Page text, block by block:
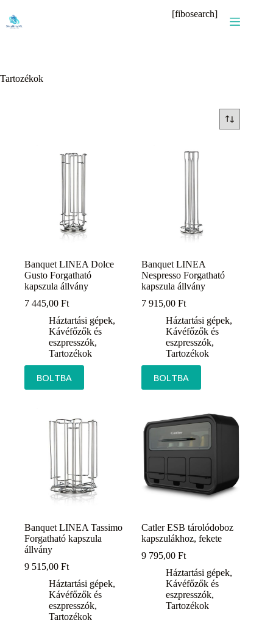
content
[fibosearch]
Tartozékok
Banquet LINEA Dolce
Gusto Forgatható
kapszula állvány
7 445,00 Ft
Háztartási gépek,
Kávéfőzők és
eszpresszók,
Tartozékok
BOLTBA
Banquet LINEA
Nespresso Forgatható
kapszula állvány
7 915,00Ft
Háztartási gépek,
Kávéfőzők és
eszpresszók,
Tartozékok
BOLTBA
Banquet LINEA Tassimo
Forgatható kapszula
állvány
9 515,00 Ft
Háztartási gépek,
Kávéfőzők és
eszpresszók,
Tartozékok
Catler ESB tárolódoboz
kapszulákhoz, fekete
9 795,00Ft
Háztartási gépek,
Kávéfőzők és
eszpresszók,
Tartozékok